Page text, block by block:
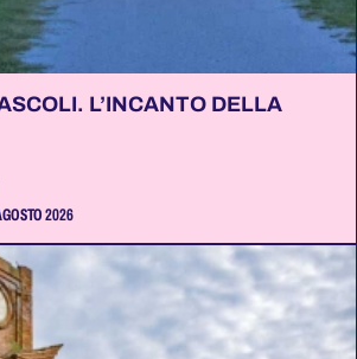
L’INCANTO DELLA
2026